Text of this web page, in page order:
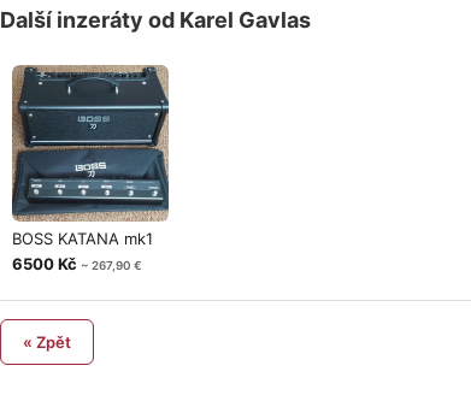
Další inzeráty od Karel Gavlas
BOSS KATANA mk1
6500 Kč ~ 267,90 €
« Zpět